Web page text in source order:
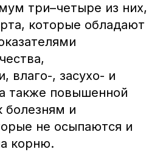
три–четыре из них,
которые обладают
влаго-, засухо- и
также повышенной
болезням и
не осыпаются и
корню.